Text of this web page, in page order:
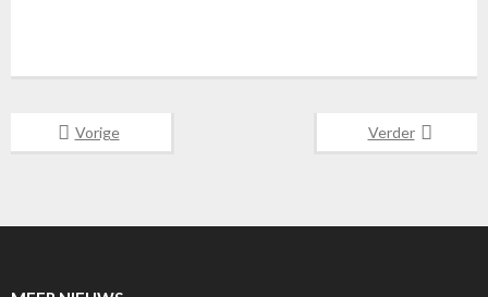
Vorige Verder